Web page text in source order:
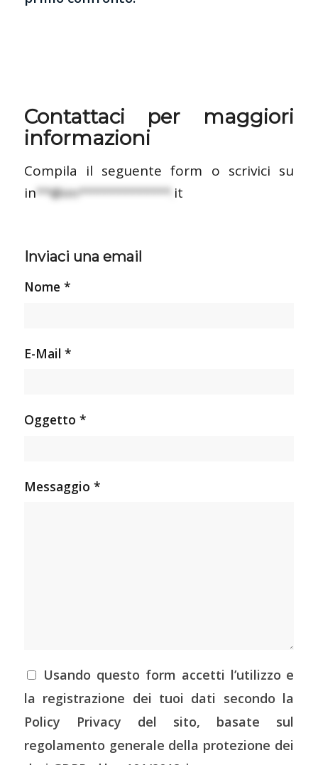
Contattaci per maggiori
informazioni
Compila il seguente form o scrivici su
in**@im*************. it
Inviaci una email
Nome *
E-Mail *
Oggetto *
Messaggio *
Usando questo form accetti l’utilizzo e
la registrazione dei tuoi dati secondo la
Policy Privacy del sito, basate sul
regolamento generale della protezione dei